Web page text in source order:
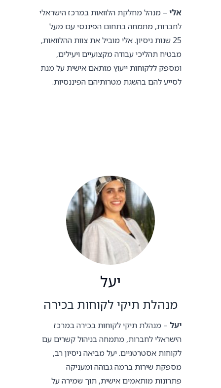
אלי – מנהל מחלקת הלוואות במרכז הישראלי
לחברות, מתמחה בתחום הפיננסי עם מעל
25 שנות ניסיון. אלי מוביל את צוות ההלוואות,
מבטיח תהליכי עבודה מקצועיים ויעילים,
ומספק ללקוחות ייעוץ מותאם אישית על מנת
לסייע להם בהשגת מטרותיהם הפיננסיות.
יעל
מנהלת תיקי לקוחות בכירה
יעל – מנהלת תיקי לקוחות בכירה במרכז
הישראלי לחברות, מתמחה בניהול קשרים עם
לקוחות אסטרטגיים. יעל מביאה ניסיון רב,
מספקת שירות ברמה גבוהה ומעניקה
פתרונות מותאמים אישית, תוך שמירה על